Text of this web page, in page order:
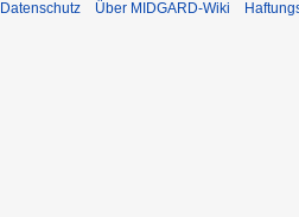
Datenschutz Über MIDGARD-Wiki